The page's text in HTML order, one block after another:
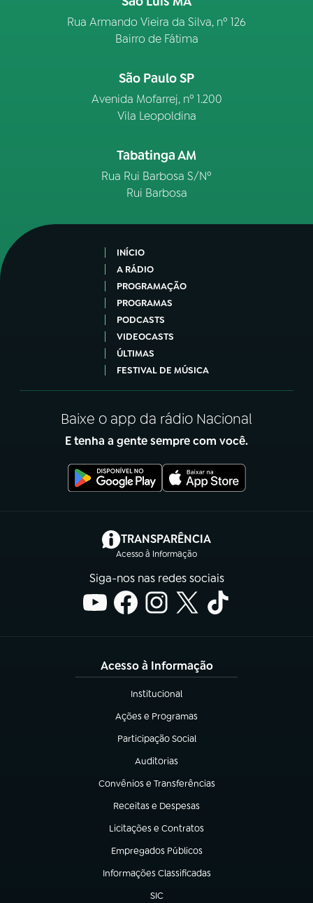
Rua Armando Vieira da Silva, nº 126
Bairro de Fátima
São Paulo SP
Avenida Mofarrej, nº 1.200
Vila Leopoldina
Tabatinga AM
Rua Rui Barbosa S/Nº
Rui Barbosa
INÍCIO
A RÁDIO
PROGRAMAÇÃO
PROGRAMAS
PODCASTS
VIDEOCASTS
ÚLTIMAS
FESTIVAL DE MÚSICA
Baixe o app da rádio Nacional
E tenha a gente sempre com você.
TRANSPARÊNCIA
Acesso à Informação
(abre em nova aba)
Siga-nos nas redes sociais
Acesso à Informação
Institucional
(abre em nova aba)
Ações e Programas
(abre em nova aba)
Participação Social
(abre em nova aba)
Auditorias
(abre em nova aba)
Convênios e Transferências
(abre em nova aba)
Receitas e Despesas
(abre em nova aba)
Licitações e Contratos
(abre em nova aba)
Empregados Públicos
(abre em nova aba)
Informações Classificadas
(abre em nova aba)
SIC
(abre em nova aba)